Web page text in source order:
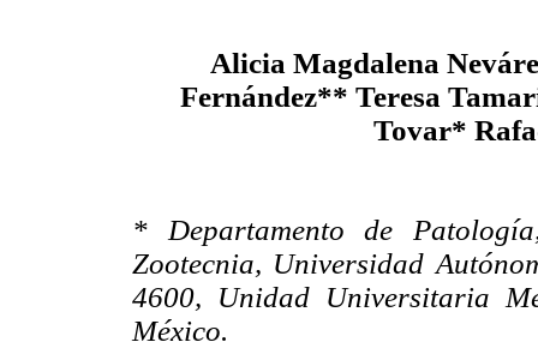
Alicia Magdalena
Fernández** Teresa
Tovar*
* Departamento de
Zootecnia, Universidad
4600, Unidad Universitaria
México.